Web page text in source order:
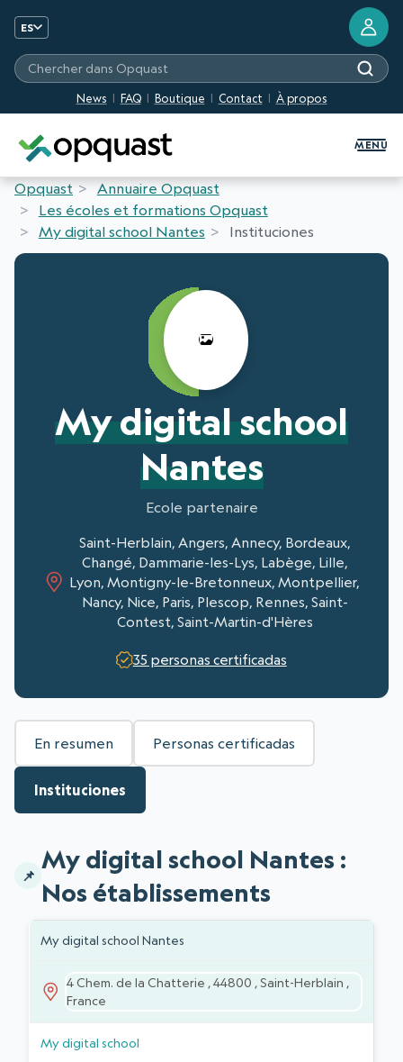
ES
News FAQ Boutique Contact À propos
Chercher dans Opquast
MENU
Opquast
Annuaire Opquast
Les écoles et formations Opquast
My digital school Nantes
Instituciones
My digital school
Nantes
Ecole partenaire
Saint-Herblain, Angers, Annecy, Bordeaux,
Changé, Dammarie-les-Lys, Labège, Lille,
Lyon, Montigny-le-Bretonneux, Montpellier,
Nancy, Nice, Paris, Plescop, Rennes, Saint-
Contest, Saint-Martin-d'Hères
35 personas certificadas
En resumen Personas certificadas
Instituciones
My digital school Nantes :
Nos établissements
INSTITUCIONES DIRECCIÓN
My digital school Nantes
4 Chem. de la Chatterie , 44800 , Saint-Herblain ,
France
My digital school